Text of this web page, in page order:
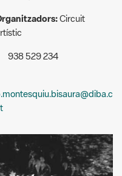
938 529 234
p.montesquiu.bisaura@diba.c